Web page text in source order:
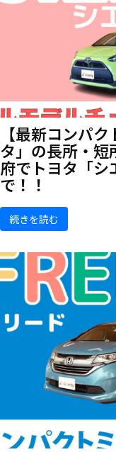
【最新コンパ
タ」の長所・短
府でトヨタ「シ
で！！
続きを読む